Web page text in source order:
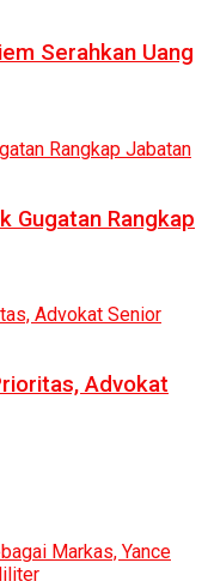
Serahkan Uang
Gugatan Rangkap
Advokat